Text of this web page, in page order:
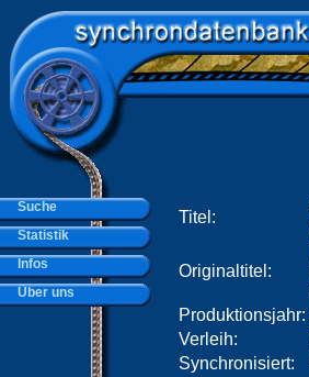
Titel:
Originaltitel:
Produktionsjahr:
Verleih:
Synchronisiert:
Suche
Statistik
Infos
Über uns